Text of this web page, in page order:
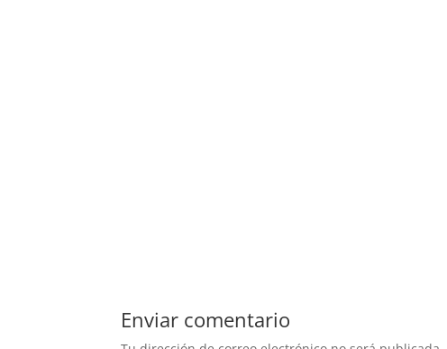
Enviar comentario